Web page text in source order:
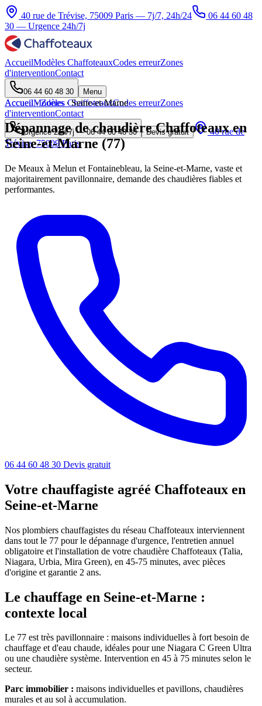
40 rue de Trévise, 75009 Paris — 7j/7, 24h/24
06 44 60 48
30 — Urgence 24h/7j
AccueilModèles ChaffoteauxCodes erreurZones
d'interventionContact
06 44 60 48 30 Menu
AccueilModèles ChaffoteauxCodes erreurZones
d'interventionContact
Urgence 24h/7j —06 44 60 48 30 Devis gratuit
40 rue de
Trévise, 75009 Paris
Accueil·Zones·Seine-et-Marne
Dépannage de chaudière Chaffoteaux en
Seine-et-Marne (77)
De Meaux à Melun et Fontainebleau, la Seine-et-Marne, vaste et
majoritairement pavillonnaire, demande des chaudières fiables et
performantes.
06 44 60 48 30 Devis gratuit
Votre chauffagiste agréé Chaffoteaux en
Seine-et-Marne
Nos plombiers chauffagistes du réseau Chaffoteaux interviennent
dans tout le 77 pour le dépannage d'urgence, l'entretien annuel
obligatoire et l'installation de votre chaudière Chaffoteaux (Talia,
Niagara, Urbia, Mira Green), en 45-75 minutes, avec pièces
d'origine et garantie 2 ans.
Le chauffage en Seine-et-Marne :
contexte local
Le 77 est très pavillonnaire : maisons individuelles à fort besoin de
chauffage et d'eau chaude, idéales pour une Niagara C Green Ultra
ou une chaudière système. Intervention en 45 à 75 minutes selon le
secteur.
Parc immobilier : maisons individuelles et pavillons, chaudières
murales et au sol à accumulation.